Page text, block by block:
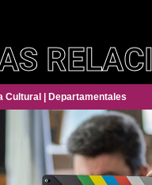
Cultural Departamentales